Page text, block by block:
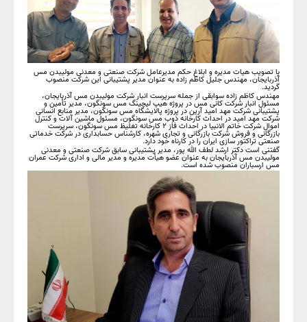
با تصویب هیات مدیره و ابلاغ حکم مدیرعامل شرکت صنعتی و معدنی مولیبدن مس
آذربایجان، مهندس جلیل کاظم زاده به عنوان مدیر پشتیبانی این شرکت منصوب
گردید.
مهندس کاظم زاده سوابقی از جمله سرپرست انبار شرکت مولیبدن مس آذربایجان،
مسئول انبار شرکت کانی مس در پروژه هیپ لیچینگ مس سونگون، مدیر تأمین و
پشتیبانی شرکت مهد امید آرین در پروژه پالایشگاه مس سونگون، مدیر منابع انسانی
شرکت مهد امید در احداث کارخانه ذوب مس سونگون، مسئول ماشین آلات و کنترل
اموال شرکت خاتم الانبیا در احداث فاز ۲ کارخانه تغلیظ مس سونگون، سرپرست
بازرگانی و فروش شرکت بازرگانی و تجاری شهره، کارشناس حسابداری در شرکت خدماتی
صنعتی تراکتور سازی ایران را در کارناه خود دارد.
گفتنی است دکتر ارشد لطف الله پور، مدیر پشتیبانی سابق شرکت صنعتی و معدنی
مولیبدن مس آذربایجان به عنوان عضو هیأت مدیره و مدیر مالی و اداری شرکت عمران
مس ارسباران منصوب شده است.